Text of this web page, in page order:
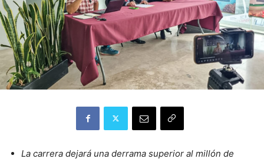
La carrera dejará una derrama superior al millón de